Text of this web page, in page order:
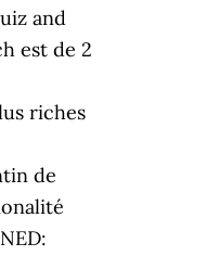
and
est de 2
riches
de